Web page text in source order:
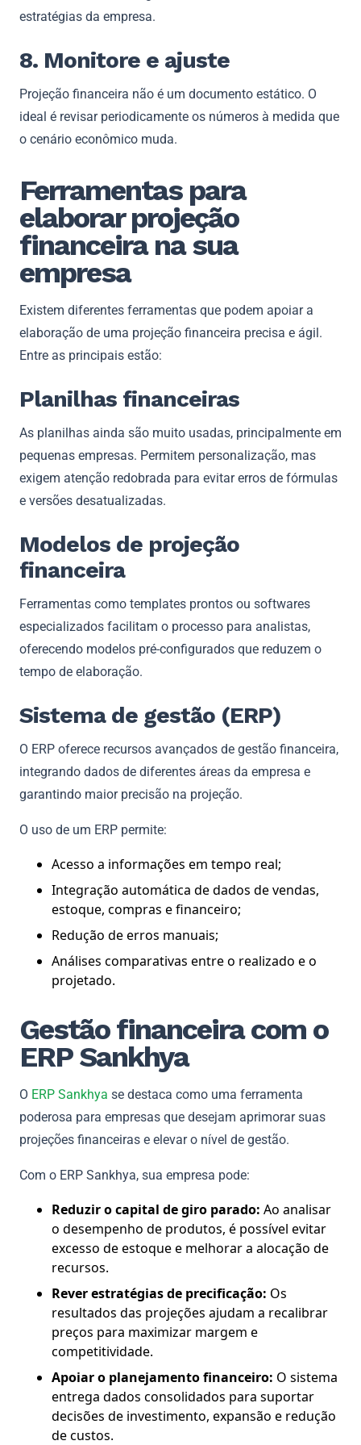
estratégias da empresa.
8. Monitore e ajuste
Projeção financeira não é um documento estático. O
ideal é revisar periodicamente os números à medida que
o cenário econômico muda.
Ferramentas para
elaborar projeção
financeira na sua
empresa
Existem diferentes ferramentas que podem apoiar a
elaboração de uma projeção financeira precisa e ágil.
Entre as principais estão:
Planilhas financeiras
As planilhas ainda são muito usadas, principalmente em
pequenas empresas. Permitem personalização, mas
exigem atenção redobrada para evitar erros de fórmulas
e versões desatualizadas.
Modelos de projeção
financeira
Ferramentas como templates prontos ou softwares
especializados facilitam o processo para analistas,
oferecendo modelos pré-configurados que reduzem o
tempo de elaboração.
Sistema de gestão (ERP)
O ERP oferece recursos avançados de gestão financeira,
integrando dados de diferentes áreas da empresa e
garantindo maior precisão na projeção.
O uso de um ERP permite:
Acesso a informações em tempo real;
Integração automática de dados de vendas,
estoque, compras e financeiro;
Redução de erros manuais;
Análises comparativas entre o realizado e o
projetado.
Gestão financeira com o
ERP Sankhya
O ERP Sankhya se destaca como uma ferramenta
poderosa para empresas que desejam aprimorar suas
projeções financeiras e elevar o nível de gestão.
Com o ERP Sankhya, sua empresa pode:
Reduzir o capital de giro parado: Ao analisar
o desempenho de produtos, é possível evitar
excesso de estoque e melhorar a alocação de
recursos.
Rever estratégias de precificação: Os
resultados das projeções ajudam a recalibrar
preços para maximizar margem e
competitividade.
Apoiar o planejamento financeiro: O sistema
entrega dados consolidados para suportar
decisões de investimento, expansão e redução
de custos.